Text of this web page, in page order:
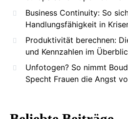
Business Continuity: So
Handlungsfähigkeit in
Produktivität berechnen:
und Kennzahlen im
Unfotogen? So nimmt
Specht Frauen die Angst